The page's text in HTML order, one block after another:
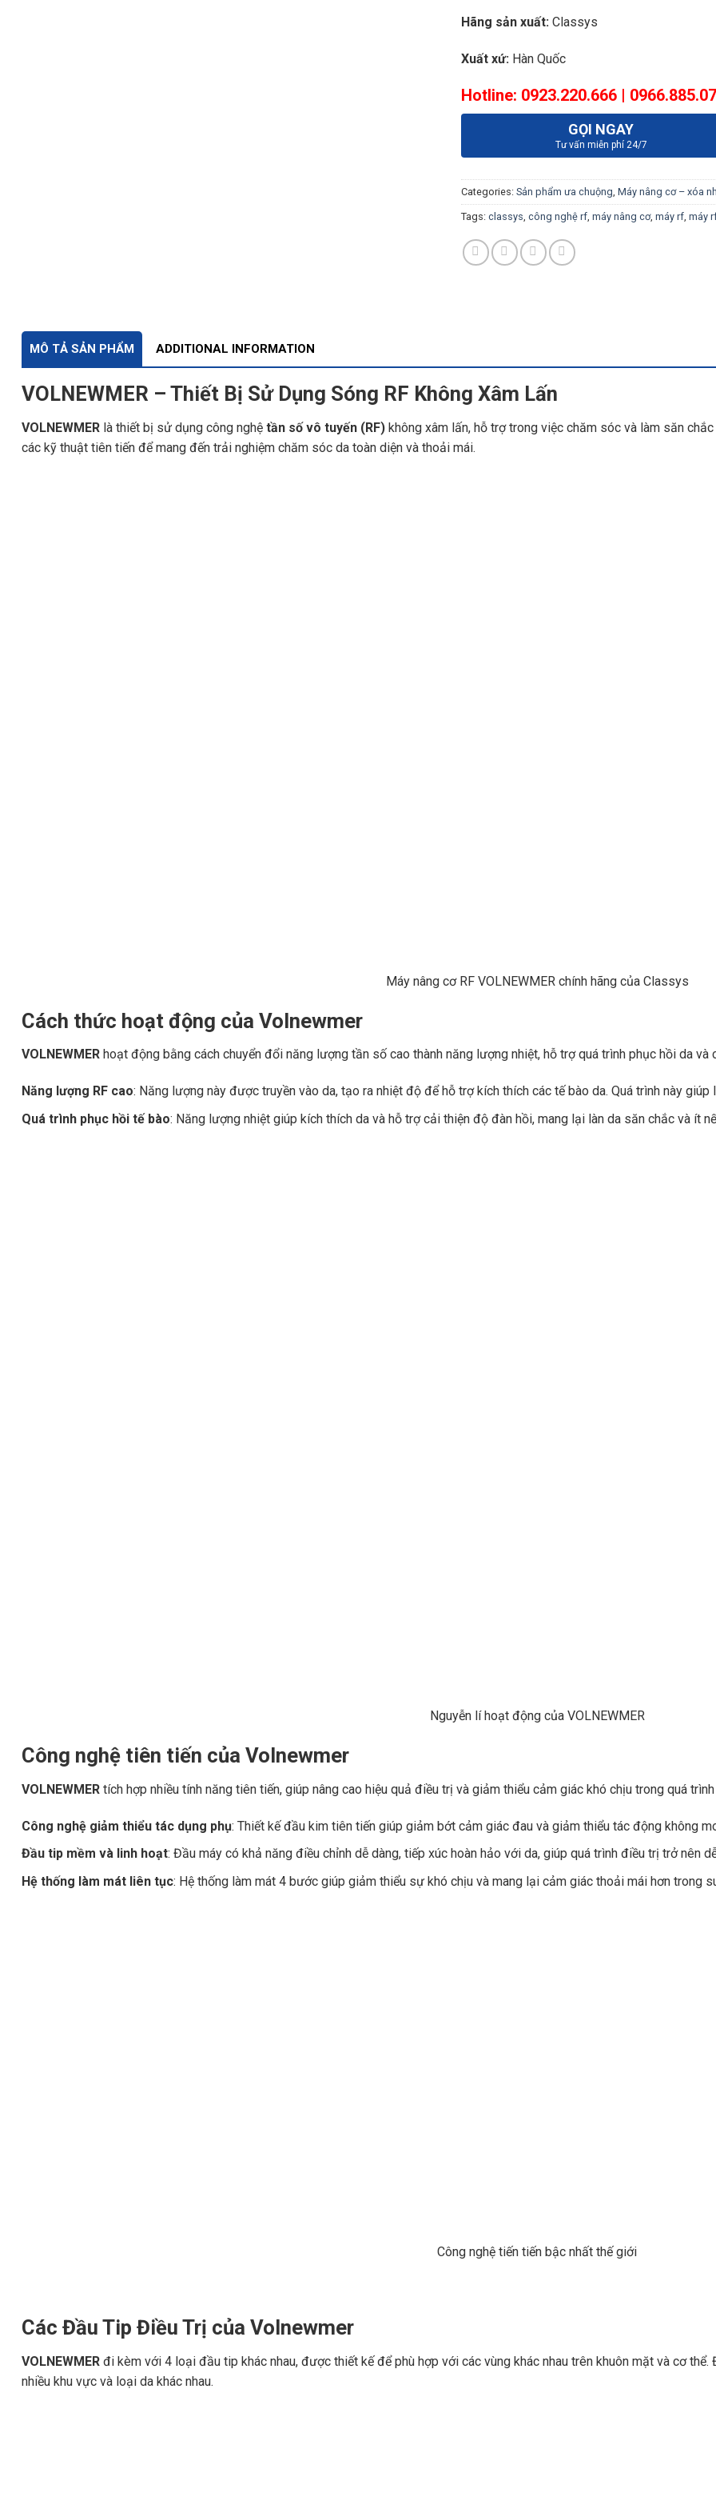
Hãng sản xuất: Classys
Xuất xứ: Hàn Quốc
Hotline: 0923.220.666 |
GỌI NGAY
Tư vấn miễn phí 24/7
Categories: Sản phẩm ưa chuộng, Máy nâng cơ – xóa
Tags: classys, công nghệ rf, máy nâng cơ, máy rf, máy
MÔ TẢ SẢN PHẨM ADDITIONAL INFORMATION
VOLNEWMER – Thiết Bị Sử Dụng Sóng RF Không Xâm Lấn
VOLNEWMER là thiết bị sử dụng công nghệ tần số vô tuyến (RF) không xâm lấn, hỗ trợ trong việc chăm sóc và làm săn
các kỹ thuật tiên tiến để mang đến trải nghiệm chăm sóc da toàn diện và thoải mái.
Máy nâng cơ RF VOLNEWMER chính hãng của Classys
Cách thức hoạt động của Volnewmer
VOLNEWMER hoạt động bằng cách chuyển đổi năng lượng tần số cao thành năng lượng nhiệt, hỗ trợ quá trình phục hồi da và
Năng lượng RF cao: Năng lượng này được truyền vào da, tạo ra nhiệt độ để hỗ trợ kích thích các tế bào da. Quá trình này giúp
Quá trình phục hồi tế bào: Năng lượng nhiệt giúp kích thích da và hỗ trợ cải thiện độ đàn hồi, mang lại làn da săn chắc và ít
Nguyễn lí hoạt động của VOLNEWMER
Công nghệ tiên tiến của Volnewmer
VOLNEWMER tích hợp nhiều tính năng tiên tiến, giúp nâng cao hiệu quả điều trị và giảm thiểu cảm giác khó chịu trong quá
Công nghệ giảm thiểu tác dụng phụ: Thiết kế đầu kim tiên tiến giúp giảm bớt cảm giác đau và giảm thiểu tác động không
Đầu tip mềm và linh hoạt: Đầu máy có khả năng điều chỉnh dễ dàng, tiếp xúc hoàn hảo với da, giúp quá trình điều trị trở nên
Hệ thống làm mát liên tục: Hệ thống làm mát 4 bước giúp giảm thiểu sự khó chịu và mang lại cảm giác thoải mái hơn trong
Công nghệ tiến tiến bậc nhất thế giới
Các Đầu Tip Điều Trị của Volnewmer
VOLNEWMER đi kèm với 4 loại đầu tip khác nhau, được thiết kế để phù hợp với các vùng khác nhau trên khuôn mặt và cơ
nhiều khu vực và loại da khác nhau.